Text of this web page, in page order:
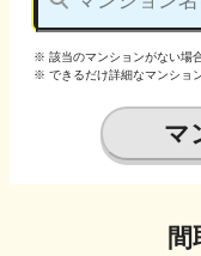
※ 該当のマンションがない場
※ できるだけ詳細なマンショ
マ
間